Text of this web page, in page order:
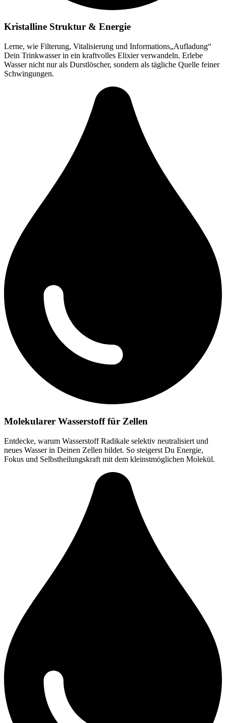
Kristalline Struktur & Energie
Lerne, wie Filterung, Vitalisierung und Informations„Aufladung“
Dein Trinkwasser in ein kraftvolles Elixier verwandeln. Erlebe
Wasser nicht nur als Durstlöscher, sondern als tägliche Quelle feiner
Schwingungen.
Molekularer Wasserstoff für Zellen
Entdecke, warum Wasserstoff Radikale selektiv neutralisiert und
neues Wasser in Deinen Zellen bildet. So steigerst Du Energie,
Fokus und Selbstheilungskraft mit dem kleinstmöglichen Molekül.